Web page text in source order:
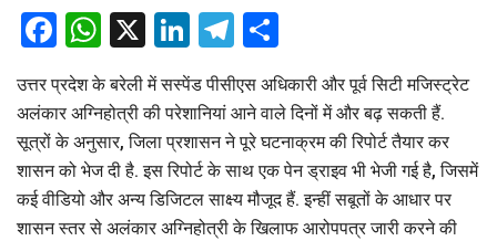
Facebook
WhatsApp
X LinkedIn
Telegram
उत्तर प्रदेश के बरेली में सस्पेंड पीसीएस अधिकारी और पूर्व सिटी मजिस्ट्रेट
अलंकार अग्निहोत्री की परेशानियां आने वाले दिनों में और बढ़ सकती हैं.
सूत्रों के अनुसार, जिला प्रशासन ने पूरे घटनाक्रम की रिपोर्ट तैयार कर
शासन को भेज दी है. इस रिपोर्ट के साथ एक पेन ड्राइव भी भेजी गई है, जिसमें
कई वीडियो और अन्य डिजिटल साक्ष्य मौजूद हैं. इन्हीं सबूतों के आधार पर
शासन स्तर से अलंकार अग्निहोत्री के खिलाफ आरोपपत्र जारी करने की